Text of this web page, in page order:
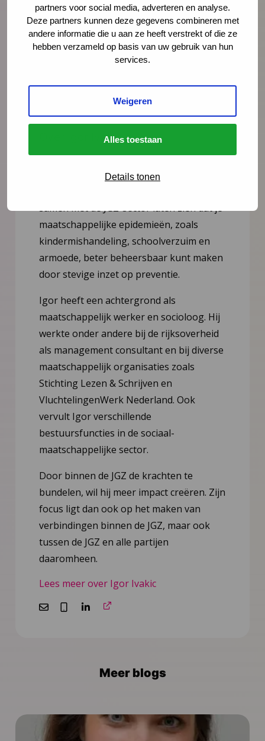
partners voor social media, adverteren en analyse.
Deze partners kunnen deze gegevens combineren met
andere informatie die u aan ze heeft verstrekt of die ze
hebben verzameld op basis van uw gebruik van hun
services.
Weigeren
Alles toestaan
Details tonen
Igor Ivakic
directeur-bestuurder
Over Igor Ivakic
Igor is directeur-bestuurder van het NCJ.
Zijn missie is dat ieder kind in Nederland
samen met de JGZ-sector laten zien dat je
maatschappelijke epidemieën, zoals
kindermishandeling, schoolverzuim en
armoede, beter beheersbaar kunt maken
door stevige inzet op preventie.
Igor heeft een achtergrond als
maatschappelijk werker en socioloog. Hij
werkte onder andere bij de rijksoverheid
als management consultant en bij diverse
maatschappelijk organisaties zoals
Stichting Lezen & Schrijven en
VluchtelingenWerk Nederland. Ook
vervult Igor verschillende
bestuursfuncties in de sociaal-
maatschappelijke sector.
Door binnen de JGZ de krachten te
bundelen, wil hij meer impact creëren. Zijn
focus ligt dan ook op het maken van
verbindingen binnen de JGZ, maar ook
tussen de JGZ en alle partijen
daaromheen.
Lees meer over Igor Ivakic
E-
BellenGa
Meer blogs